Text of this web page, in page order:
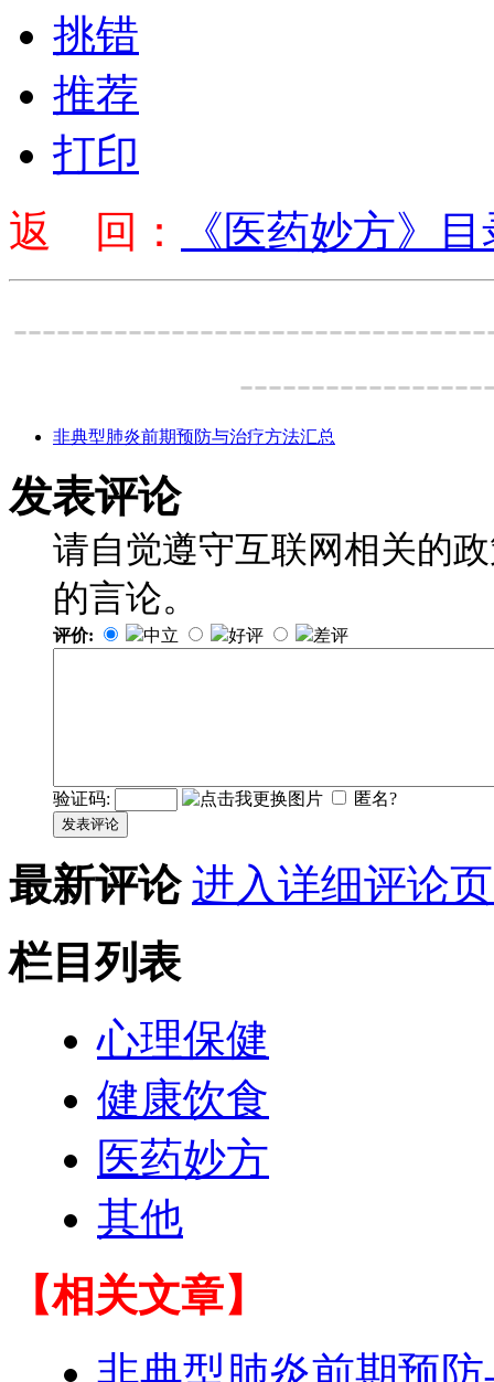
挑错
推荐
打印
返 回：
《医药妙方》
非典型肺炎前期预防与治疗方法汇总
发表评论
请自觉遵守互联网相关的
的言论。
评价: 中立 好评 差评
验证码: 匿名?
发表评论
最新评论 进入详细评论
栏目列表
心理保健
健康饮食
医药妙方
其他
【相关文章】
非典型肺炎前期预